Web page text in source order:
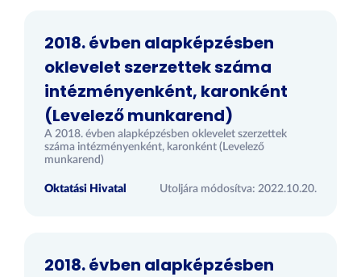
2018. évben alapképzésben
oklevelet szerzettek száma
intézményenként, karonként
(Levelező munkarend)
A 2018. évben alapképzésben oklevelet szerzettek
száma intézményenként, karonként (Levelező
munkarend)
Oktatási Hivatal Utoljára módosítva: 2022.10.20.
2018. évben alapképzésben